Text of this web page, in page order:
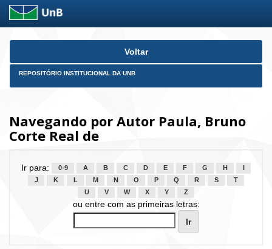
Skip
Voltar
REPOSITÓRIO INSTITUCIONAL DA UNB
Navegando por Autor Paula, Bruno
Corte Real de
Ir para: 0-9 A B C D E F G H
J
K L M N O P Q R S
T
U
V W X Y Z
ou entre com as primeiras letras: